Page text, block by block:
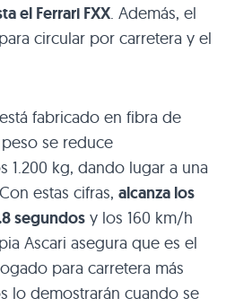
el Ferrari FXX. Además, el
circular por carretera y el
está fabricado en fibra de
se reduce
1.200 kg, dando lugar a una
estas cifras, alcanza los
segundos y los 160 km/h
Ascari asegura que es el
para carretera más
lo demostrarán cuando se